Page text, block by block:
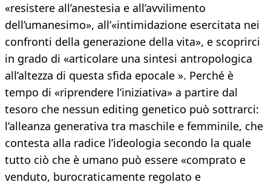
«resistere all’anestesia e all’avvilimento
dell’umanesimo», all’«intimidazione esercitata nei
confronti della generazione della vita», e scoprirci
in grado di «articolare una sintesi antropologica
all’altezza di questa sfida epocale ». Perché è
tempo di «riprendere l’iniziativa» a partire dal
tesoro che nessun editing genetico può sottrarci:
l’alleanza generativa tra maschile e femminile, che
contesta alla radice l’ideologia secondo la quale
tutto ciò che è umano può essere «comprato e
venduto, burocraticamente regolato e